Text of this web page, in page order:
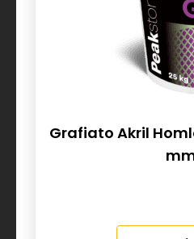
Grafiato Akril